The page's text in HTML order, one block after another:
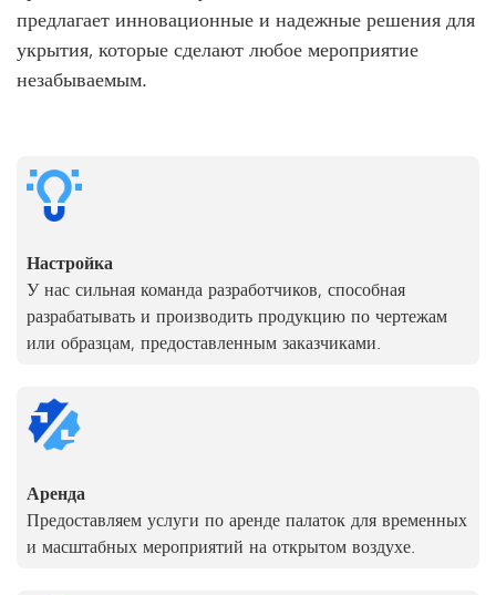
предлагает инновационные и надежные решения для
укрытия, которые сделают любое мероприятие
незабываемым.
Настройка
У нас сильная команда разработчиков, способная
разрабатывать и производить продукцию по чертежам
или образцам, предоставленным заказчиками.
Аренда
Предоставляем услуги по аренде палаток для временных
и масштабных мероприятий на открытом воздухе.